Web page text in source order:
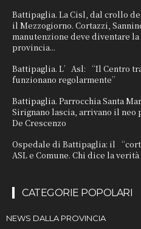
Battipaglia. La Cisl, dal crollo
il Mezzogiorno. Cortazzi,
manutenzione deve diventare
provincia...
Battipaglia. L’Asl: “Il Centro
funzionano regolarmente”
Battipaglia. Parrocchia Santa
Sirignano lascia, arrivano il neo
De Crescenzo
Ospedale di Battipaglia: il
ASL e Comune. Chi dice la
CATEGORIE POPOLARI
NEWS DALLA PROVINCIA